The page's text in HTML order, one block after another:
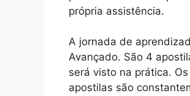
própria assistência.
A jornada de
Avançado. São 4
será visto na prática.
apostilas são